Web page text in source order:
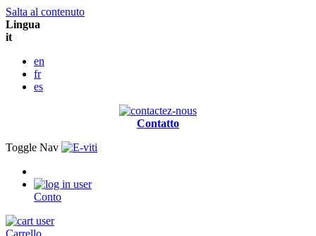
Salta al contenuto
Lingua
it
en
fr
es
Contatto
Toggle Nav
Conto
Carrello